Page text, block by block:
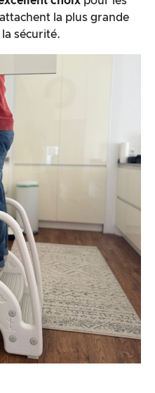
la plus grande
sécurité.